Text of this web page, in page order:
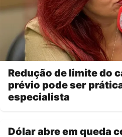
Redução de limite do
prévio pode ser
especialista
Dólar abre em queda